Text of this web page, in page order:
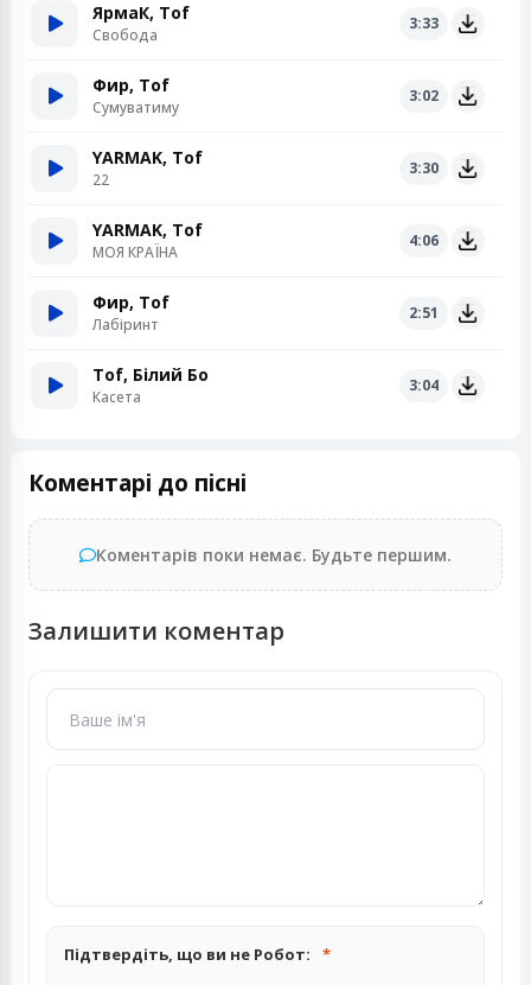
ЯрмаК, Tof
Свобода
3:33
Фир, Tof
Сумуватиму
3:02
YARMAK, Tof
22
3:30
YARMAK, Tof
МОЯ КРАЇНА
4:06
Фир, Tof
Лабіринт
2:51
Tof, Білий Бо
Касета
3:04
Коментарі до пісні
Коментарів поки немає. Будьте першим.
Залишити коментар
Підтвердіть, що ви не Робот: